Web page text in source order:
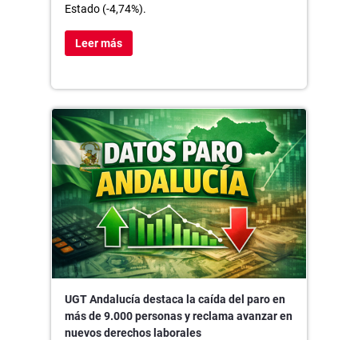
Estado (-4,74%).
Leer más
UGT Andalucía destaca la caída del paro en
más de 9.000 personas y reclama avanzar en
nuevos derechos laborales